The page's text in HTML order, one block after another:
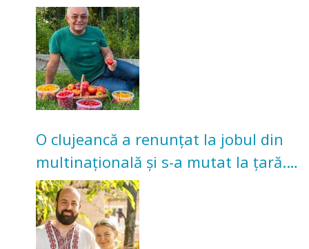
nu poate oferi această satisfacție”
O clujeancă a renunțat la jobul din
multinațională și s-a mutat la țară.
Acum cultivă legume în grădina
bunicilor